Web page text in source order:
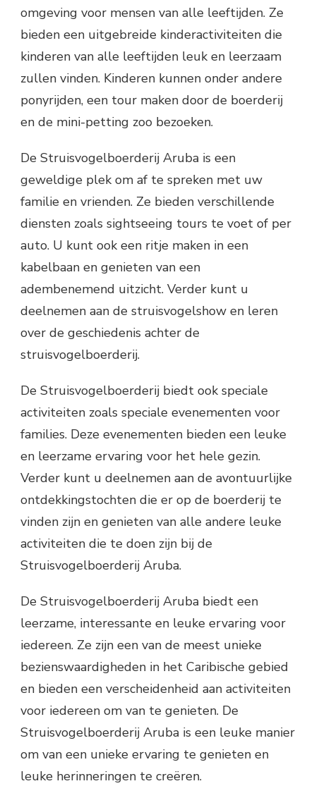
omgeving voor mensen van alle leeftijden. Ze
bieden een uitgebreide kinderactiviteiten die
kinderen van alle leeftijden leuk en leerzaam
zullen vinden. Kinderen kunnen onder andere
ponyrijden, een tour maken door de boerderij
en de mini-petting zoo bezoeken.
De Struisvogelboerderij Aruba is een
geweldige plek om af te spreken met uw
familie en vrienden. Ze bieden verschillende
diensten zoals sightseeing tours te voet of per
auto. U kunt ook een ritje maken in een
kabelbaan en genieten van een
adembenemend uitzicht. Verder kunt u
deelnemen aan de struisvogelshow en leren
over de geschiedenis achter de
struisvogelboerderij.
De Struisvogelboerderij biedt ook speciale
activiteiten zoals speciale evenementen voor
families. Deze evenementen bieden een leuke
en leerzame ervaring voor het hele gezin.
Verder kunt u deelnemen aan de avontuurlijke
ontdekkingstochten die er op de boerderij te
vinden zijn en genieten van alle andere leuke
activiteiten die te doen zijn bij de
Struisvogelboerderij Aruba.
De Struisvogelboerderij Aruba biedt een
leerzame, interessante en leuke ervaring voor
iedereen. Ze zijn een van de meest unieke
bezienswaardigheden in het Caribische gebied
en bieden een verscheidenheid aan activiteiten
voor iedereen om van te genieten. De
Struisvogelboerderij Aruba is een leuke manier
om van een unieke ervaring te genieten en
leuke herinneringen te creëren.